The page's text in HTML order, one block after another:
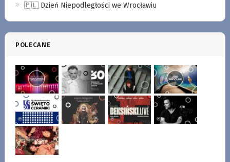
🇵🇱 Dzień Niepodległości we Wrocławiu
POLECANE